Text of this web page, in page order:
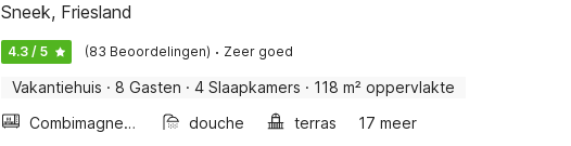
Sneek, Friesland
4.3 / 5 (83 Beoordelingen) · Zeer goed
Vakantiehuis · 8 Gasten · 4 Slaapkamers · 118 m² oppervlakte
Combimagnetron
douche terras
17 meer